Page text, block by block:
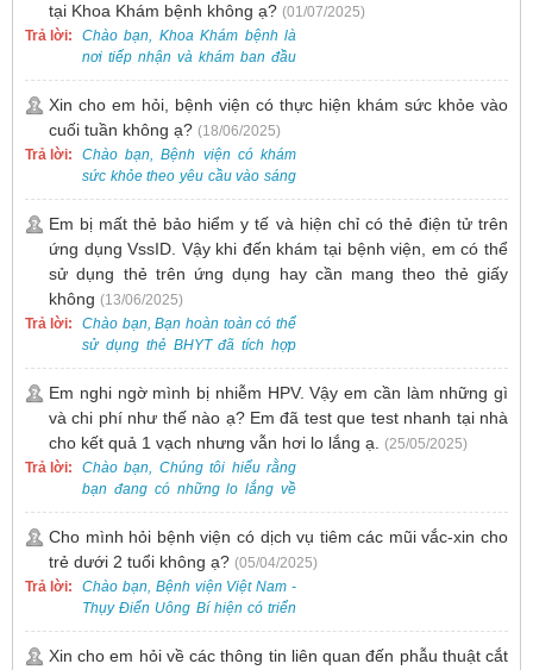
tại Khoa Khám bệnh không ạ? (01/07/2025)
Trả lời:
Chào bạn, Khoa Khám bệnh là
nơi tiếp nhận và khám ban đầu
cho tất cả các trường hợp, bao
gồm cả điều trị mụn. Vì vậy, bạn
cần đăng ký khám tại Khoa
Khám bệnh trước.
Xin cho em hỏi, bệnh viện có thực hiện khám sức khỏe vào
cuối tuần không ạ? (18/06/2025)
Trả lời:
Chào bạn, Bệnh viện có khám
sức khỏe theo yêu cầu vào sáng
thứ Bảy. Nếu bạn có nhu cầu, vui
lòng đặt lịch trước để được sắp
xếp thời gian phù hợp.
Em bị mất thẻ bảo hiểm y tế và hiện chỉ có thẻ điện tử trên
ứng dụng VssID. Vậy khi đến khám tại bệnh viện, em có thể
sử dụng thẻ trên ứng dụng hay cần mang theo thẻ giấy
không (13/06/2025)
Trả lời:
Chào bạn, Bạn hoàn toàn có thể
sử dụng thẻ BHYT đã tích hợp
trên ứng dụng VssID khi đến
khám và không cần mang theo
thẻ giấy.
Em nghi ngờ mình bị nhiễm HPV. Vậy em cần làm những gì
và chi phí như thế nào ạ? Em đã test que test nhanh tại nhà
cho kết quả 1 vạch nhưng vẫn hơi lo lắng ạ. (25/05/2025)
Trả lời:
Chào bạn, Chúng tôi hiểu rằng
bạn đang có những lo lắng về
nguy cơ nhiễm HPV. Tại Bệnh
viện Việt Nam - Thụy Điển Uông
Bí, chúng tôi cung cấp các dịch
vụ thăm khám và xét nghiệm
chuyên sâu để phát hiện sớm
HPV và tầm soát ung thư cổ tử
Cho mình hỏi bệnh viện có dịch vụ tiêm các mũi vắc-xin cho
trẻ dưới 2 tuổi không ạ? (05/04/2025)
Trả lời:
Chào bạn, Bệnh viện Việt Nam -
Thụy Điển Uông Bí hiện có triển
khai dịch vụ tiêm vắc-xin cho trẻ
dưới 2 tuổi.
Xin cho em hỏi về các thông tin liên quan đến phẫu thuật cắt